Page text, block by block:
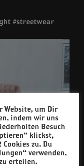
#streetwear
Website, um Dir
indem wir uns
Besuch
klickst,
Cookies zu. Du
verwenden,
erteilen.